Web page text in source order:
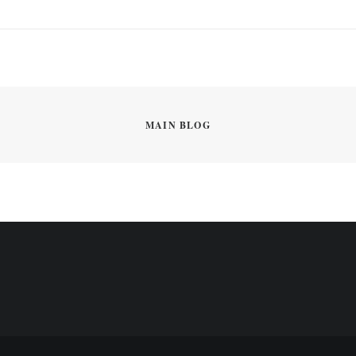
MAIN BLOG